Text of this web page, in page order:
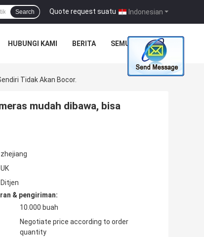
Indonesian
Quote request suatu |
Search
HUBUNGI KAMI BERITA SEMUA KASUS
Tidak Akan Bocor.
mudah dibawa, bisa
zhejiang
UK
Ditjen
& pengiriman:
10.000 buah
Negotiate price according to order
quantity